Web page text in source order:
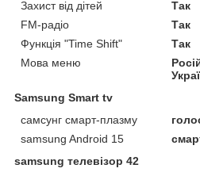
Захист від дітей
Так
FM-радіо
Так
Функція "Time Shift"
Так
Мова меню
Samsung Smart tv
самсунг смарт-плазму
samsung Android 15
samsung телевізор 42